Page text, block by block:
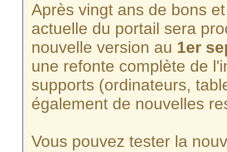
Après vingt ans de bons
actuelle du portail sera
nouvelle version au 1er
une refonte complète de
supports (ordinateurs,
également de nouvelles
Vous pouvez tester la